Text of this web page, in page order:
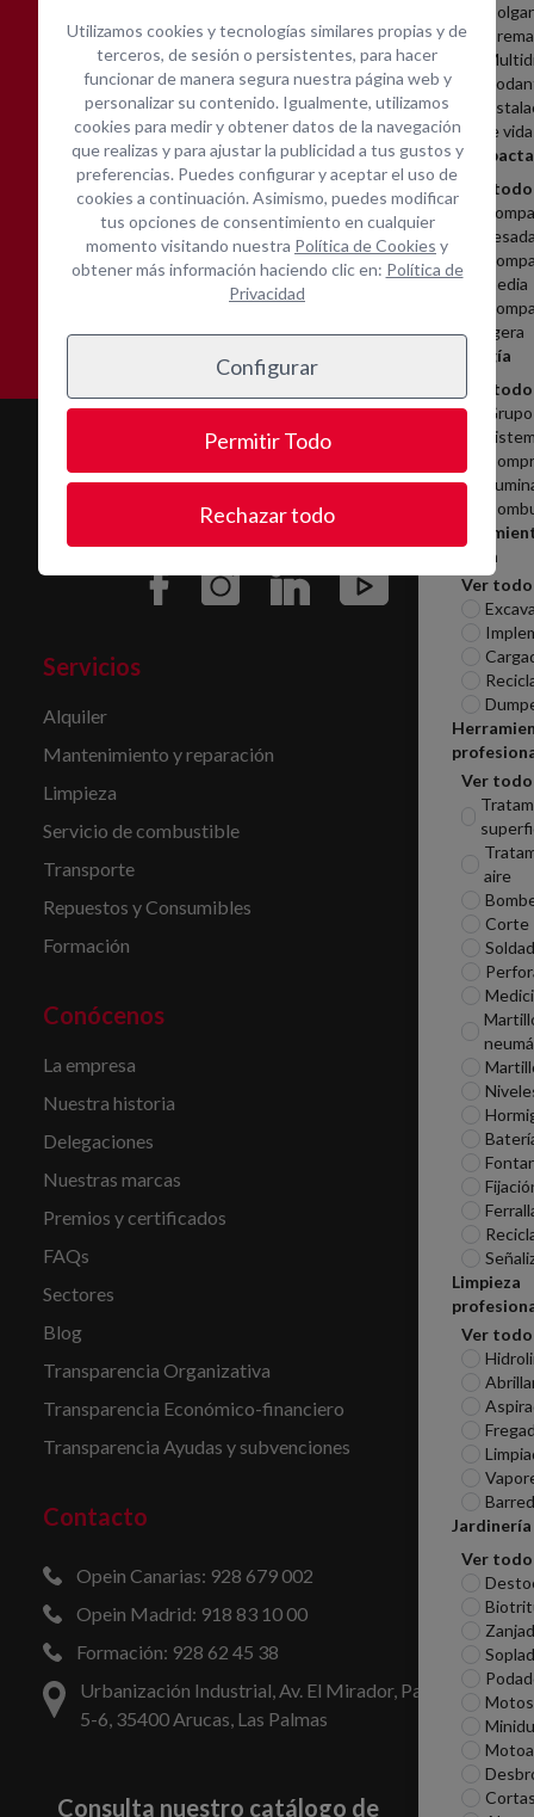
de vida
Ver todo
media
ligera
Energía
Ver todo
tierra
Ver todo
Ver todo
aire
Corte
Limpieza
Ver todo
Jardinería
Ver todo
Amplia gama de equipos Cotización inmediata
Asistencia técnica in-
Contacta con nosotros
Servicios
Alquiler
Mantenimiento y reparación
Limpieza
Servicio de combustible
Transporte
Repuestos y Consumibles
Formación
Conócenos
La empresa
Nuestra historia
Delegaciones
Nuestras marcas
Premios y certificados
FAQs
Sectores
Blog
Transparencia Organizativa
Transparencia Económico-financiero
Transparencia Ayudas y subvenciones
Contacto
Opein Canarias: 928 679 002
Opein Madrid: 918 83 10 00
Formación: 928 62 45 38
Urbanización Industrial, Av. El Mirador, Parcelas
5-6, 35400 Arucas, Las Palmas
Consulta nuestro catálogo de
Utilizamos cookies y tecnologías similares propias y de
terceros, de sesión o persistentes, para hacer
funcionar de manera segura nuestra página web y
personalizar su contenido. Igualmente, utilizamos
cookies para medir y obtener datos de la navegación
que realizas y para ajustar la publicidad a tus gustos y
preferencias. Puedes configurar y aceptar el uso de
cookies a continuación. Asimismo, puedes modificar
tus opciones de consentimiento en cualquier
momento visitando nuestra Política de Cookies y
obtener más información haciendo clic en: Política de
Privacidad
Configurar
Permitir Todo
Rechazar todo